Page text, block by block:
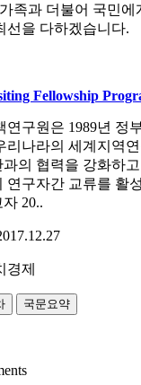
족과 더불어 국민에
선을 다하겠습니다.
Fellowship
연구원은 1989년 정
리나라의 세계지역
의 협력을 강화하
연구자간 교류를 활
20..
경제
국문요약